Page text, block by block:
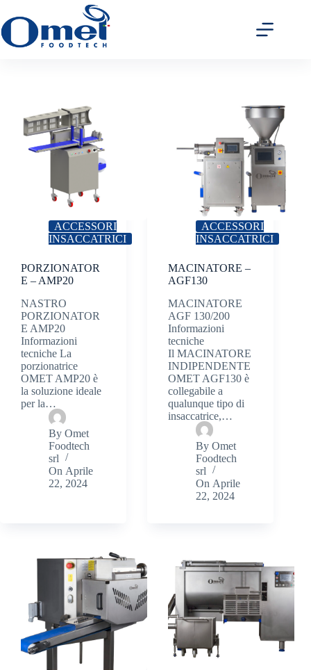
contenuto
ACCESSORI
INSACCATRICI
PORZIONATOR
E – AMP20
NASTRO
PORZIONATOR
E AMP20
Informazioni
tecniche La
porzionatrice
OMET AMP20 è
la soluzione ideale
per la…
By Omet
Foodtech
srl
On Aprile
22, 2024
ACCESSORI
INSACCATRICI
MACINATORE –
AGF130
MACINATORE
AGF 130/200
Informazioni
tecniche
Il MACINATORE
INDIPENDENTE
OMET AGF130 è
collegabile a
qualunque tipo di
insaccatrice,…
By Omet
Foodtech
srl
On Aprile
22, 2024